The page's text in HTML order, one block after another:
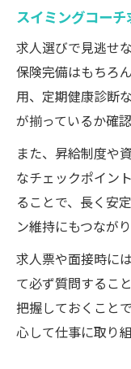
スイミングコー
求人選びで見逃せ
保険完備はもちろ
用、定期健康診断
が揃っているか確
また、昇給制度や
なチェックポイン
ることで、長く安
ン維持にもつながり
求人票や面接時に
て必ず質問するこ
把握しておくこと
心して仕事に取り